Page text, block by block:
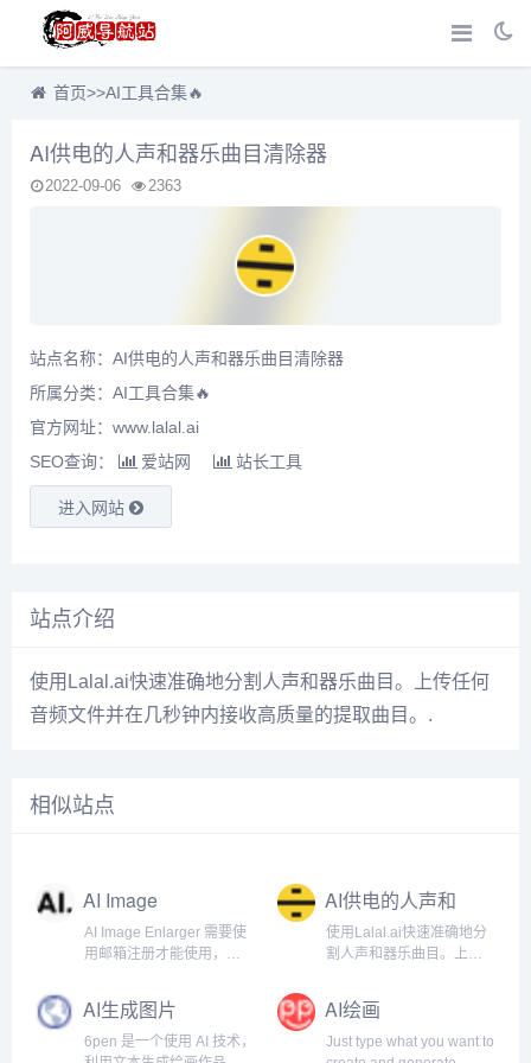
首页>>AI工具合集🔥
AI供电的人声和器乐曲目清除器
2022-09-06 2363
站点名称：AI供电的人声和器乐曲目清除器
所属分类： AI工具合集🔥
官方网址：www.lalal.ai
SEO查询：
爱站网 站长工具
进入网站
站点介绍
使用Lalal.ai快速准确地分割人声和器乐曲目。上传任何
音频文件并在几秒钟内接收高质量的提取曲目。.
相似站点
AI Image
Enlarger
AI Image Enlarger 需要使
用邮箱注册才能使用，注
额度。
AI供电的人声和
器乐曲目清除器
使用Lalal.ai快速准确地分
割人声和器乐曲目。上传
内接收高质量的提取曲
目。.
AI生成图片
6pen 是一个使用 AI 技术，
AI绘画
Just type what you want to